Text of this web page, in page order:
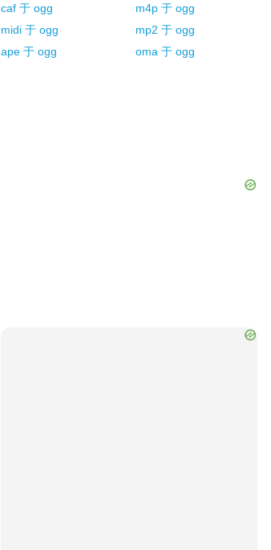
caf 于 ogg m4p 于 ogg
midi 于 ogg mp2 于 ogg
ape 于 ogg oma 于 ogg